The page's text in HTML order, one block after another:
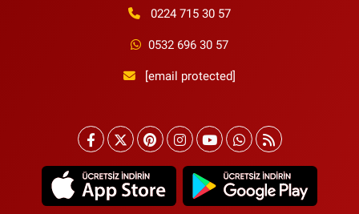
0224 715 30 57
0532 696 30 57
[email protected]